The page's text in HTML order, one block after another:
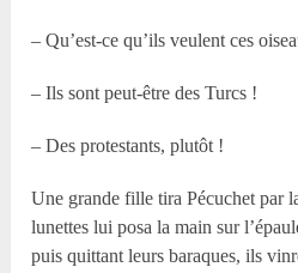
– Qu’est-ce qu’ils veulent ces
– Ils sont peut-être des Turcs !
– Des protestants, plutôt !
Une grande fille tira Pécuchet par
lunettes lui posa la main sur
puis quittant leurs baraques, ils